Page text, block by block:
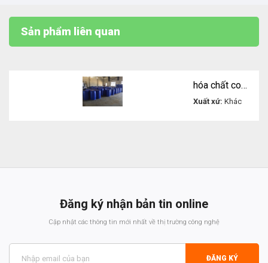
Sản phẩm liên quan
hóa chất copolymer of maleic and acylic acid AA/MA
Xuất xứ:Khác
Đăng ký nhận bản tin online
Cập nhật các thông tin mới nhất về thị trường công nghệ
ĐĂNG KÝ